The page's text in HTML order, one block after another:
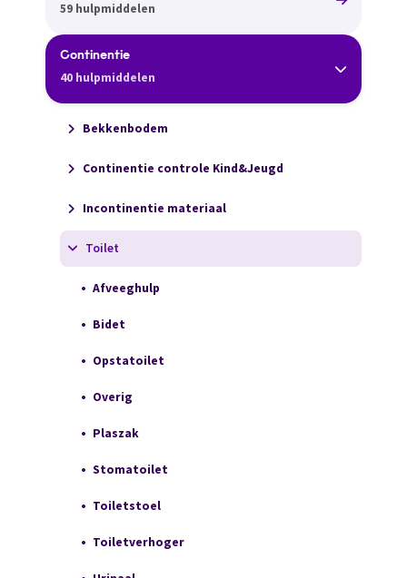
59 hulpmiddelen
Continentie
40 hulpmiddelen
Bekkenbodem
Continentie controle Kind&Jeugd
Incontinentie materiaal
Toilet
Afveeghulp
Bidet
Opstatoilet
Overig
Plaszak
Stomatoilet
Toiletstoel
Toiletverhoger